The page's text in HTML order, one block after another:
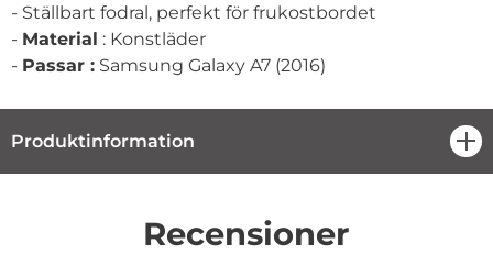
- Ställbart fodral, perfekt för frukostbordet
- Material : Konstläder
- Passar : Samsung Galaxy A7 (2016)
Produktinformation
Recensioner